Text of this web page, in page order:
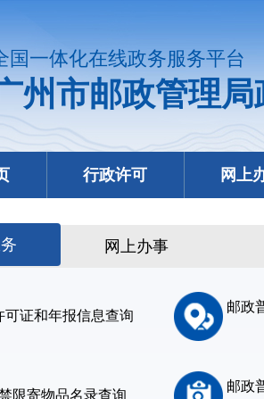
国一体化在线政务服务平台
州市邮政管理
行政许可 网上
网上办事
可证和年报信息查询
邮政
限寄物品名录查询
邮政